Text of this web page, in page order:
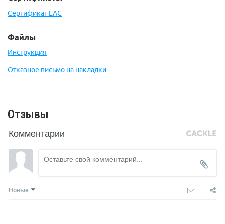
Сертификат EAC
Файлы
Инструкция
Отказное письмо на накладки
Отзывы
Комментарии
Новые